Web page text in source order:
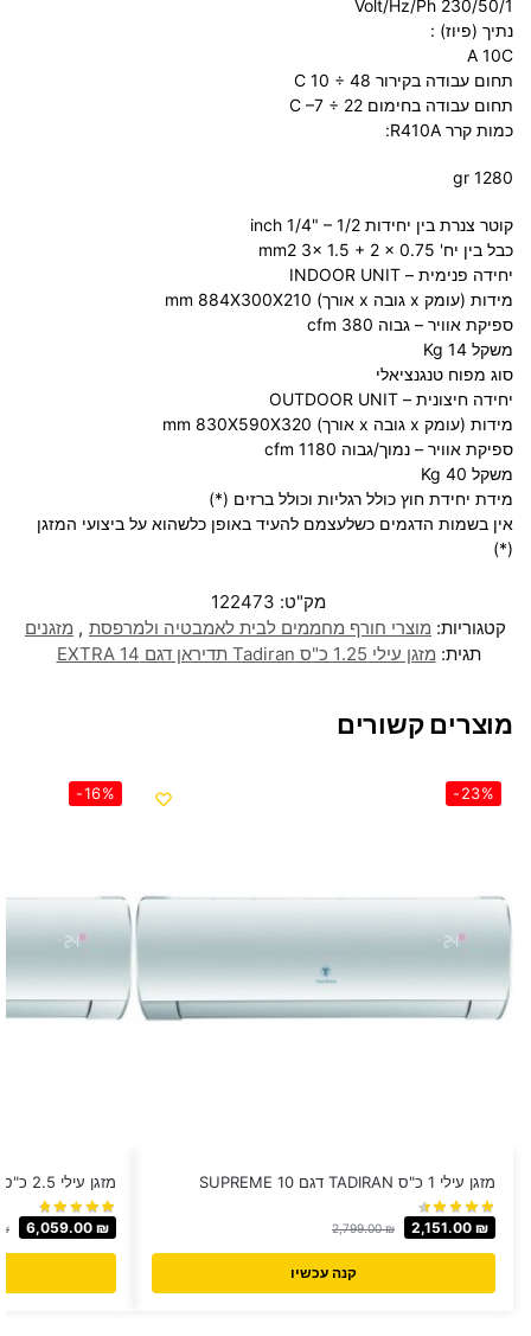
Volt/Hz/Ph 230/50/1
נתיך (פיוז) :
A 10C
תחום עבודה בקירור C 10 ÷ 48
תחום עבודה בחימום C –7 ÷ 22
כמות קרר R410A:
gr 1280
קוטר צנרת בין יחידות inch 1/4" – 1/2
כבל בין יח' mm2 3x 1.5 + 2 x 0.75
יחידה פנימית – INDOOR UNIT
מידות (עומק x גובה x אורך) mm 884X300X210
ספיקת אוויר – גבוה cfm 380
משקל Kg 14
סוג מפוח טנגנציאלי
יחידה חיצונית – OUTDOOR UNIT
מידות (עומק x גובה x אורך) mm 830X590X320
ספיקת אוויר – נמוך/גבוה cfm 1180
משקל Kg 40
מידת יחידת חוץ כולל רגליות וכולל ברזים (*)
אין בשמות הדגמים כשלעצמם להעיד באופן כלשהוא על ביצועי המזגן
(*)
מק"ט: 122473
קטגוריות: מוצרי חורף מחממים לבית לאמבטיה ולמרפסת , מזגנים
תגית: ‏מזגן עילי 1.25 ‏כ"ס Tadiran תדיראן דגם EXTRA 14
מוצרים קשורים
-23%
מזגן עילי 1 כ"ס TADIRAN דגם SUPREME 10
2,799.00₪ 2,151.00 ₪
קנה עכשיו
-16%
מזגן עילי 2.5 כ"ס TADIRAN דגם SUPREME 28
₪ 6,059.00 ₪